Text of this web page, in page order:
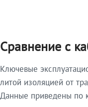
Сравнение с
Ключевые
литой изоляцией от
Данные приведены по